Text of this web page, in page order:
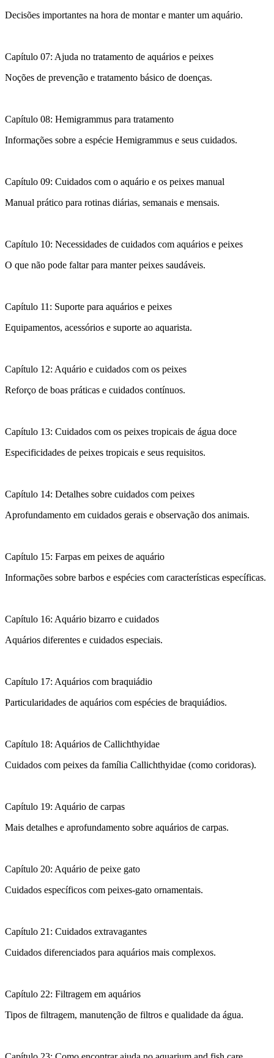
Decisões importantes na hora de montar e manter um aquário.
Capítulo 07: Ajuda no tratamento de aquários e peixes
Noções de prevenção e tratamento básico de doenças.
Capítulo 08: Hemigrammus para tratamento
Informações sobre a espécie Hemigrammus e seus cuidados.
Capítulo 09: Cuidados com o aquário e os peixes manual
Manual prático para rotinas diárias, semanais e mensais.
Capítulo 10: Necessidades de cuidados com aquários e peixes
O que não pode faltar para manter peixes saudáveis.
Capítulo 11: Suporte para aquários e peixes
Equipamentos, acessórios e suporte ao aquarista.
Capítulo 12: Aquário e cuidados com os peixes
Reforço de boas práticas e cuidados contínuos.
Capítulo 13: Cuidados com os peixes tropicais de água doce
Especificidades de peixes tropicais e seus requisitos.
Capítulo 14: Detalhes sobre cuidados com peixes
Aprofundamento em cuidados gerais e observação dos animais.
Capítulo 15: Farpas em peixes de aquário
Informações sobre barbos e espécies com características específicas.
Capítulo 16: Aquário bizarro e cuidados
Aquários diferentes e cuidados especiais.
Capítulo 17: Aquários com braquiádio
Particularidades de aquários com espécies de braquiádios.
Capítulo 18: Aquários de Callichthyidae
Cuidados com peixes da família Callichthyidae (como coridoras).
Capítulo 19: Aquário de carpas
Mais detalhes e aprofundamento sobre aquários de carpas.
Capítulo 20: Aquário de peixe gato
Cuidados específicos com peixes-gato ornamentais.
Capítulo 21: Cuidados extravagantes
Cuidados diferenciados para aquários mais complexos.
Capítulo 22: Filtragem em aquários
Tipos de filtragem, manutenção de filtros e qualidade da água.